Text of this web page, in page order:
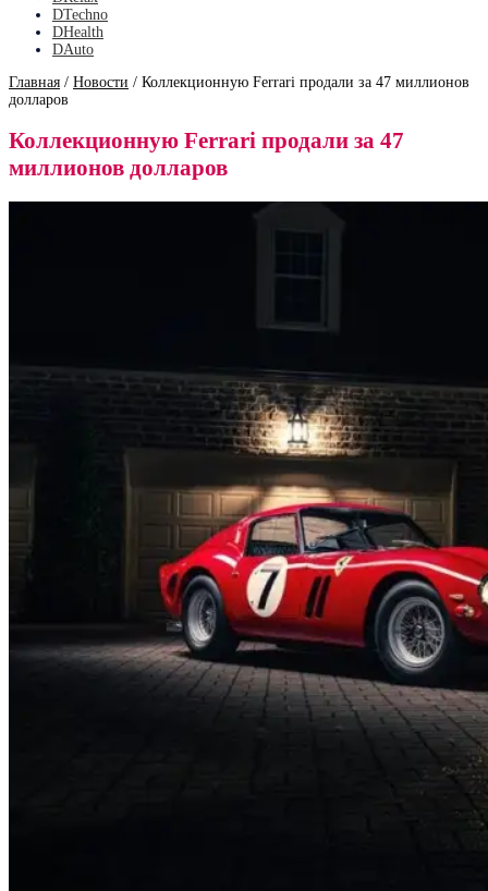
DTechno
DHealth
DAuto
Главная / Новости / Коллекционную Ferrari продали за 47 миллионов
долларов
Коллекционную Ferrari продали за 47
миллионов долларов